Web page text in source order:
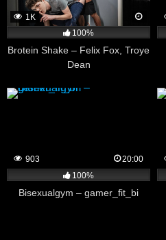
1K
100%
Brotein Shake – Felix Fox, Troye
Dean
903
20:00
100%
Bisexualgym – gamer_fit_bi